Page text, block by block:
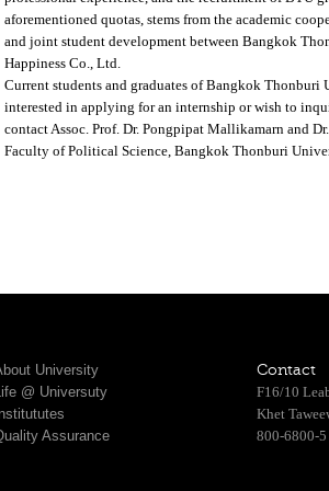
aforementioned quotas, stems from the academic
and joint student development between Bangkok
Happiness Co., Ltd.
Current students and graduates of Bangkok Thonburi
interested in applying for an internship or wish to
contact Assoc. Prof. Dr. Pongpipat Mallikamarn and
Faculty of Political Science, Bangkok Thonburi
University
@ Universuty
Assurance
Contact
F16/10
Khet
800-6800-5